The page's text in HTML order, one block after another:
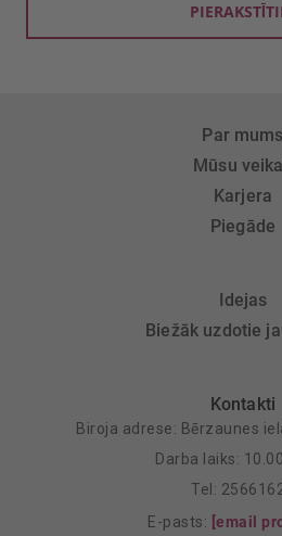
Par mums
Mūsu
Karjera
Piegāde
Idejas
Biežāk uzdotie
Kontakti
Biroja adrese: Bērzaunes
Darba laiks:
Tel:
E-pasts: [email